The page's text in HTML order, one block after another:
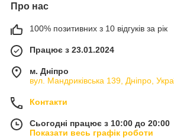
Про нас
100% позитивних з 10 відгуків за рік
Працює з 23.01.2024
м. Дніпро
вул. Мандриківська 139, Дніпро,
Контакти
Сьогодні працює з 10:00 до 20:00
Показати весь графік роботи